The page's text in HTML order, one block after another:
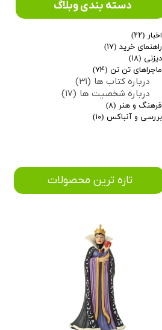
اخبار (۲۲)
راهنمای خرید (۱۷)
دیزنی (۱۸)
ماجراهای تن تن (۷۴)
درباره کتاب ها (۳۱)
درباره شخصیت ها (۱۷)
فرهنگ و هنر (۸)
بررسی و آنباکس (۱۰)
دسته بندی وبلاگ
​تازه ترین محصولات